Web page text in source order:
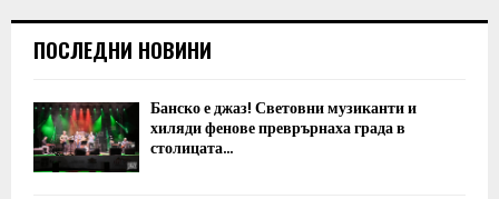
ПОСЛЕДНИ НОВИНИ
Банско е джаз! Световни музиканти и
хиляди фенове преврърнаха града в
столицата...